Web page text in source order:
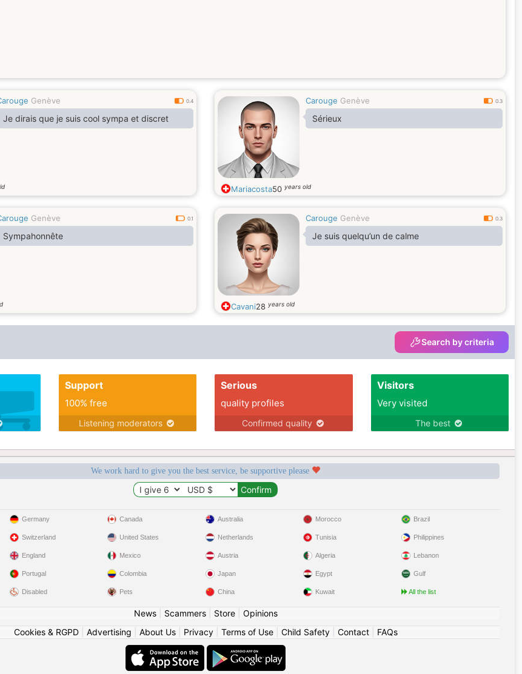
Genève 0.4
Je dirais que je suis cool sympa et discret
Carouge Genève 0.3
Sérieux
Mariacosta50 years old
Genève 0.1
Sympahonnête
Carouge Genève 0.3
Je suis quelqu’un de calme
Cavani28 years old
Search by criteria
Support
100% free
Listening moderators
Serious
quality profiles
Confirmed quality
Visitors
Very visited
The best
We work hard to give you the best service, be supportive please
Germany
Switzerland
England
Portugal
Disabled
Canada
United States
Mexico
Colombia
Pets
Australia
Netherlands
Austria
Japan
China
Morocco
Tunisia
Algeria
Egypt
Kuwait
Brazil
Philippines
Lebanon
Gulf
All the list
News| Scammers| Store| Opinions
Cookies & RGPD| Advertising About Us| Privacy| Terms of Use| Child Safety| Contact| FAQs